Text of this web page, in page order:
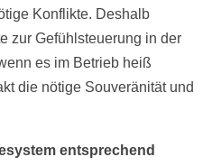
Konflikte. Deshalb
zur Gefühlsteuerung in der
es im Betrieb heiß
die nötige Souveränität und
entsprechend